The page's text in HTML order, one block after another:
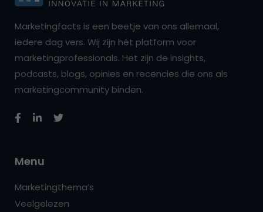
Marketingfacts is een beetje van ons allemaal,
iedere dag vers. Wij zijn hét platform voor
marketingprofessionals. Het zijn de insights,
podcasts, blogs, opinies en recencies die ons als
marketingcommunity binden.
Menu
Marketingthema’s
Veelgelezen